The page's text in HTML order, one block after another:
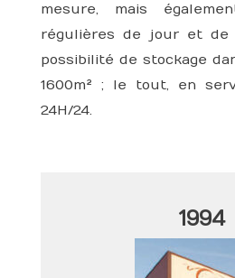
mesure, mais
régulières de jour et de
possibilité de stockage
1600m² ; le tout, en
24H/24.
1994